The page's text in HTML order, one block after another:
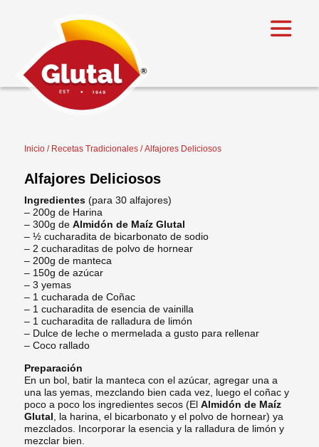
Inicio/ Recetas Tradicionales/ Alfajores Deliciosos
Alfajores Deliciosos
Ingredientes (para 30 alfajores)
– 200g de Harina
– 300g de Almidón de Maíz Glutal
– ½ cucharadita de bicarbonato de sodio
– 2 cucharaditas de polvo de hornear
– 200g de manteca
– 150g de azúcar
– 3 yemas
– 1 cucharada de Coñac
– 1 cucharadita de esencia de vainilla
– 1 cucharadita de ralladura de limón
– Dulce de leche o mermelada a gusto para rellenar
– Coco rallado
Preparación
En un bol, batir la manteca con el azúcar, agregar una a
una las yemas, mezclando bien cada vez, luego el coñac y
poco a poco los ingredientes secos (El Almidón de Maíz
Glutal , la harina, el bicarbonato y el polvo de hornear) ya
mezclados. Incorporar la esencia y la ralladura de limón y
mezclar bien.